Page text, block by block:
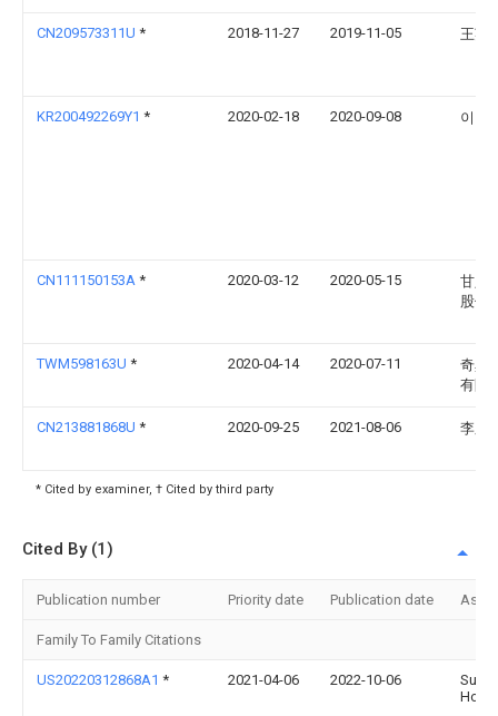
CN209573311U * 2018-11-27 2019-11-05 王英
KR200492269Y1 * 2020-02-18 2020-09-08 이남
CN111150153A * 2020-03-12 2020-05-15
甘肃
股份
TWM598163U * 2020-04-14 2020-07-11
奇異
有限
CN213881868U * 2020-09-25 2021-08-06 李庆
* Cited by examiner, † Cited by third party
Cited By (1)
Publication number Priority date Publication date
Family To Family Citations
US20220312868A1 * 2021-04-06 2022-10-06